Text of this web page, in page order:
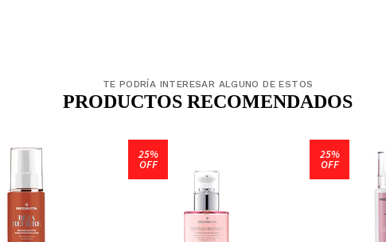
TE PODRÍA INTERESAR ALGUNO DE ESTOS
PRODUCTOS RECOMENDADOS
25%
OFF
25%
OFF